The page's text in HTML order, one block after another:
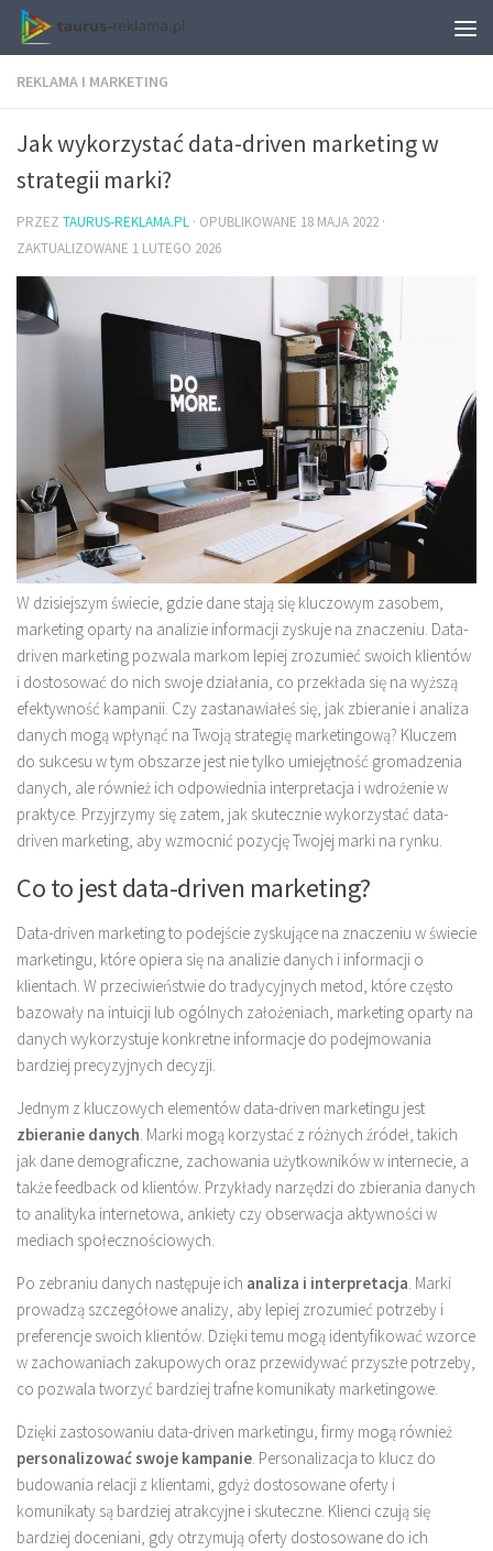
REKLAMA I MARKETING
Jak wykorzystać data-driven marketing w
strategii marki?
PRZEZ TAURUS-REKLAMA.PL · OPUBLIKOWANE 18 MAJA 2022 ·
ZAKTUALIZOWANE 1 LUTEGO 2026
W dzisiejszym świecie, gdzie dane stają się kluczowym zasobem,
marketing oparty na analizie informacji zyskuje na znaczeniu. Data-
driven marketing pozwala markom lepiej zrozumieć swoich klientów
i dostosować do nich swoje działania, co przekłada się na wyższą
efektywność kampanii. Czy zastanawiałeś się, jak zbieranie i analiza
danych mogą wpłynąć na Twoją strategię marketingową? Kluczem
do sukcesu w tym obszarze jest nie tylko umiejętność gromadzenia
danych, ale również ich odpowiednia interpretacja i wdrożenie w
praktyce. Przyjrzymy się zatem, jak skutecznie wykorzystać data-
driven marketing, aby wzmocnić pozycję Twojej marki na rynku.
Co to jest data-driven marketing?
Data-driven marketing to podejście zyskujące na znaczeniu w świecie
marketingu, które opiera się na analizie danych i informacji o
klientach. W przeciwieństwie do tradycyjnych metod, które często
bazowały na intuicji lub ogólnych założeniach, marketing oparty na
danych wykorzystuje konkretne informacje do podejmowania
bardziej precyzyjnych decyzji.
Jednym z kluczowych elementów data-driven marketingu jest
zbieranie danych . Marki mogą korzystać z różnych źródeł, takich
jak dane demograficzne, zachowania użytkowników w internecie, a
także feedback od klientów. Przykłady narzędzi do zbierania danych
to analityka internetowa, ankiety czy obserwacja aktywności w
mediach społecznościowych.
Po zebraniu danych następuje ich analiza i interpretacja . Marki
prowadzą szczegółowe analizy, aby lepiej zrozumieć potrzeby i
preferencje swoich klientów. Dzięki temu mogą identyfikować wzorce
w zachowaniach zakupowych oraz przewidywać przyszłe potrzeby,
co pozwala tworzyć bardziej trafne komunikaty marketingowe.
Dzięki zastosowaniu data-driven marketingu, firmy mogą również
personalizować swoje kampanie . Personalizacja to klucz do
budowania relacji z klientami, gdyż dostosowane oferty i
komunikaty są bardziej atrakcyjne i skuteczne. Klienci czują się
bardziej doceniani, gdy otrzymują oferty dostosowane do ich